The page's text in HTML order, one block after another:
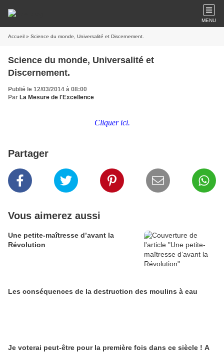
MENU
Accueil » Science du monde, Universalité et Discernement.
Science du monde, Universalité et
Discernement.
Publié le 12/03/2014 à 08:00
Par La Mesure de l'Excellence
Cliquer ici.
Partager
Vous aimerez aussi
Une petite-maîtresse d’avant la
Révolution
Les conséquences de la destruction des moulins à eau
Je voterai peut-être pour la première fois dans ce siècle ! A